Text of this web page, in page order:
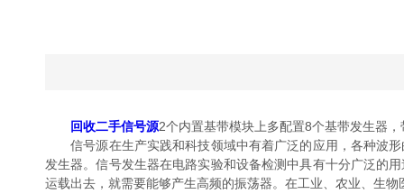
回收二手信号源2个内置基带模块上多配置8个基带发生器
信号源在生产实践和科技领域中有着广泛的应用，各种波形
发生器。信号发生器在电路实验和设备检测中具有十分广泛的
运载出去，就需要能够产生高频的振荡器。在工业、农业、生